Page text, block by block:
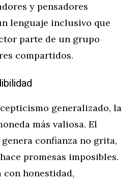
y pensadores
lenguaje inclusivo que
parte de un grupo
compartidos.
generalizado, la
más valiosa. El
confianza no grita,
promesas imposibles.
con honestidad,